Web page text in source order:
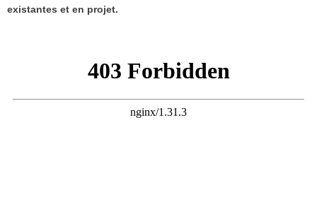
existantes et en projet.